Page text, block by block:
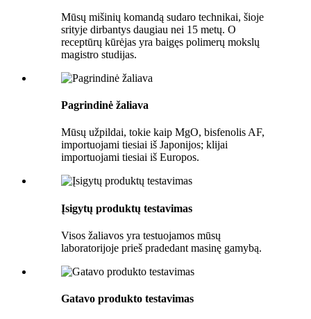
Mūsų mišinių komandą sudaro technikai, šioje
srityje dirbantys daugiau nei 15 metų. O
receptūrų kūrėjas yra baigęs polimerų mokslų
magistro studijas.
Pagrindinė žaliava
Mūsų užpildai, tokie kaip MgO, bisfenolis AF,
importuojami tiesiai iš Japonijos; klijai
importuojami tiesiai iš Europos.
Įsigytų produktų testavimas
Visos žaliavos yra testuojamos mūsų
laboratorijoje prieš pradedant masinę gamybą.
Gatavo produkto testavimas